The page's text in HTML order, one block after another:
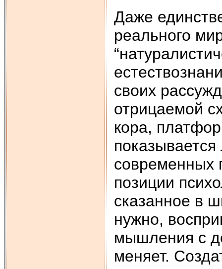
Даже
реального
своих
отрицаемой
кора,
показывается
современных
позиции
сказанное в
нужно,
мышления с
меняет.